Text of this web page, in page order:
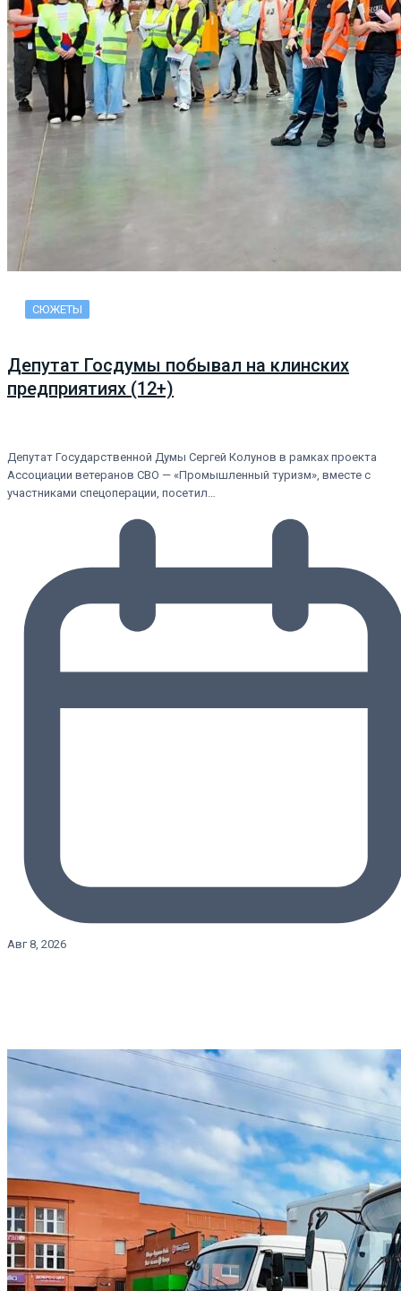
СЮЖЕТЫ
Депутат Госдумы побывал на клинских
предприятиях (12+)
Депутат Государственной Думы Сергей Колунов в рамках проекта
Ассоциации ветеранов СВО — «Промышленный туризм», вместе с
участниками спецоперации, посетил…
Авг 8, 2026